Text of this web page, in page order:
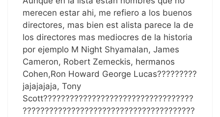
merecen estar ahi, me refiero a los buenos
directores, mas bien est alista parece la de
los directores mas mediocres de la historia
por ejemplo M Night Shyamalan, James
Cameron, Robert Zemeckis, hermanos
Cohen,Ron Howard George Lucas?????????
jajajajaja, Tony
Scott??????????????????????????????????
???????????????????????????????????????